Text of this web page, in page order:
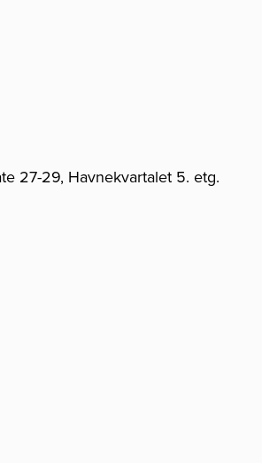
27-29, Havnekvartalet 5. etg.